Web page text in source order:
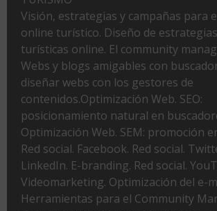
Visión, estrategias y campañas para
online turístico. Diseño de
turísticas online. El community
Webs y blogs amigables con
diseñar webs con los gestores de
contenidos.Optimización Web. SEO:
posicionamiento natural en
Optimización Web. SEM: promoción
Red social. Facebook. Red social.
LinkedIn. E-branding. Red social.
Videomarketing. Optimización del e-
Herramientas para el Community